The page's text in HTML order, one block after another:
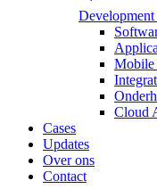
Development
Mobile
Cloud
Cases
Updates
Over ons
Contact